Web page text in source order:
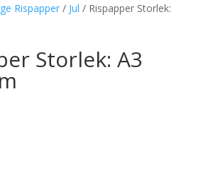
Rispapper/ Jul / Rispapper Storlek:
Storlek: A3